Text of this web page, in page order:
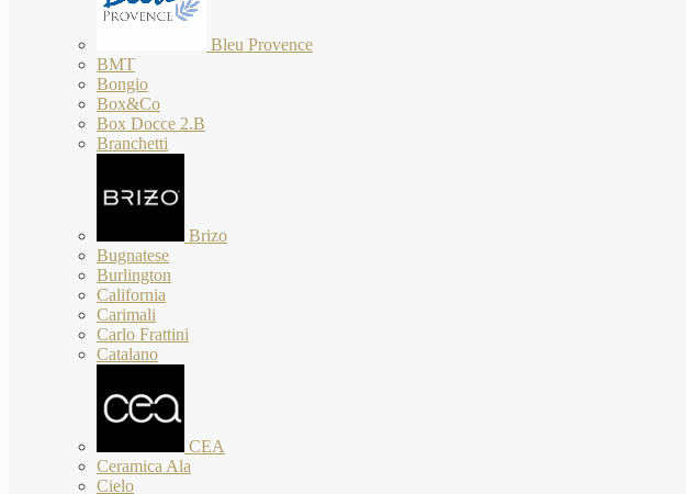
Bleu Provence
BMT
Bongio
Box&Co
Box Docce 2.B
Branchetti
Brizo
Bugnatese
Burlington
California
Carimali
Carlo Frattini
Catalano
CEA
Ceramica Ala
Cielo